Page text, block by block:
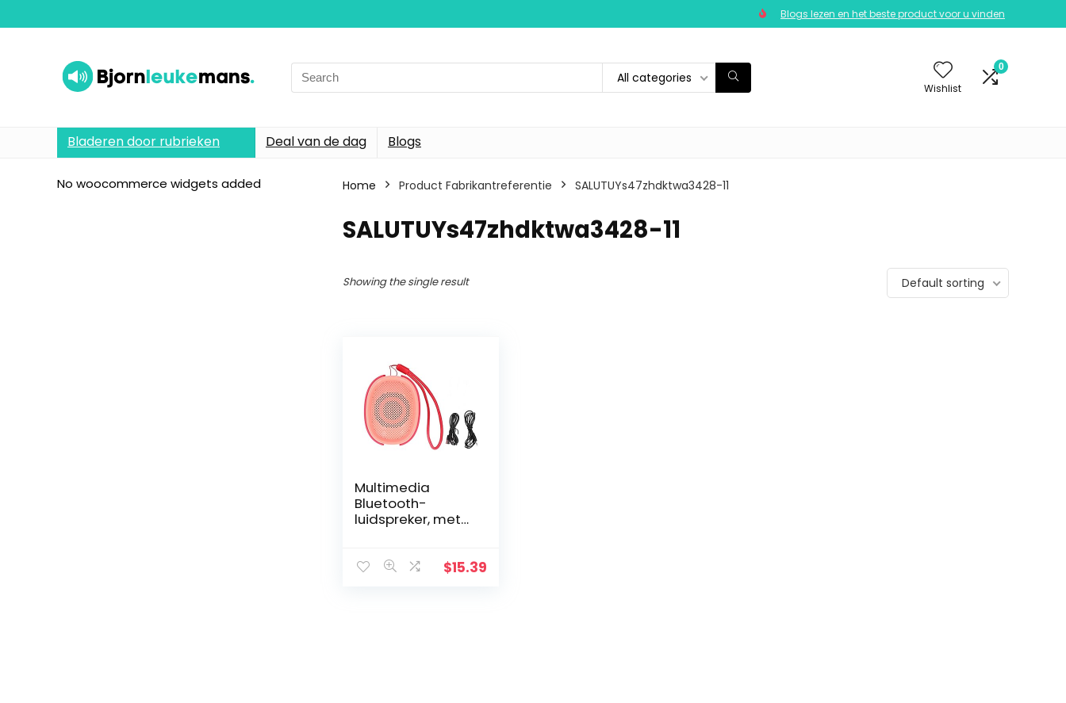
Blogs lezen en het beste product voor u vinden
Search
for:
All categories
Wishlist
0
Bladeren door rubrieken Deal van de dag Blogs
No woocommerce widgets added Home Product Fabrikantreferentie SALUTUYs47zhdktwa3428-11
SALUTUYs47zhdktwa3428-11
Showing the single result Default sorting
Multimedia
Bluetooth-
luidspreker, met
Draadloze Stereo
$15.39